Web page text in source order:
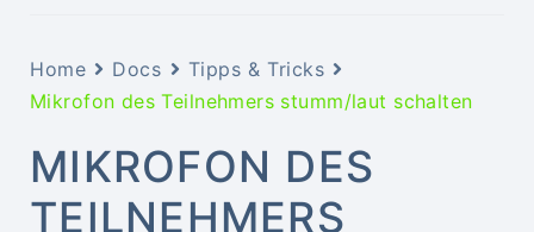
Home Docs
Tipps & Tricks
Mikrofon des Teilnehmers stumm/laut schalten
MIKROFON DES
TEILNEHMERS